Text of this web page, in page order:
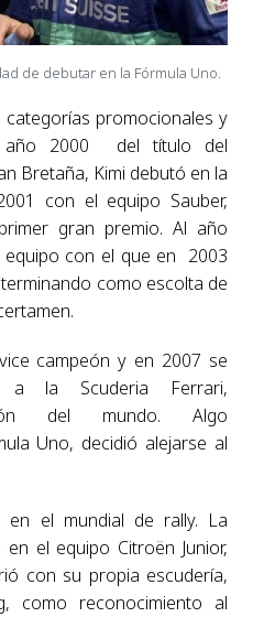
de debutar en la Fórmula Uno.
promocionales y
2000 del título del
Bretaña, Kimi debutó en la
con el equipo Sauber,
gran premio. Al año
con el que en 2003
como escolta de
campeón y en 2007 se
a la Scuderia Ferrari,
del mundo. Algo
Uno, decidió alejarse al
el mundial de rally. La
el equipo Citroën Junior,
con su propia escudería,
como reconocimiento al